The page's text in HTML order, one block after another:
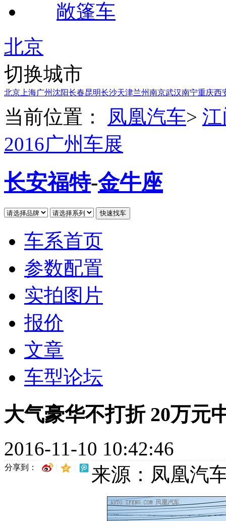
敞篷车
北京
切换城市
北京 上海广州沈阳长春昆明长沙天津兰州南京武汉南宁重庆西
当前位置： 凤凰汽车>
2016广州车展
长安福特-金牛座
车系首页
参数配置
实拍图片
报价
文章
车型论坛
大气豪华不打折 20万元
2016-11-10 10:42:46
分享到： 来源：凤凰汽